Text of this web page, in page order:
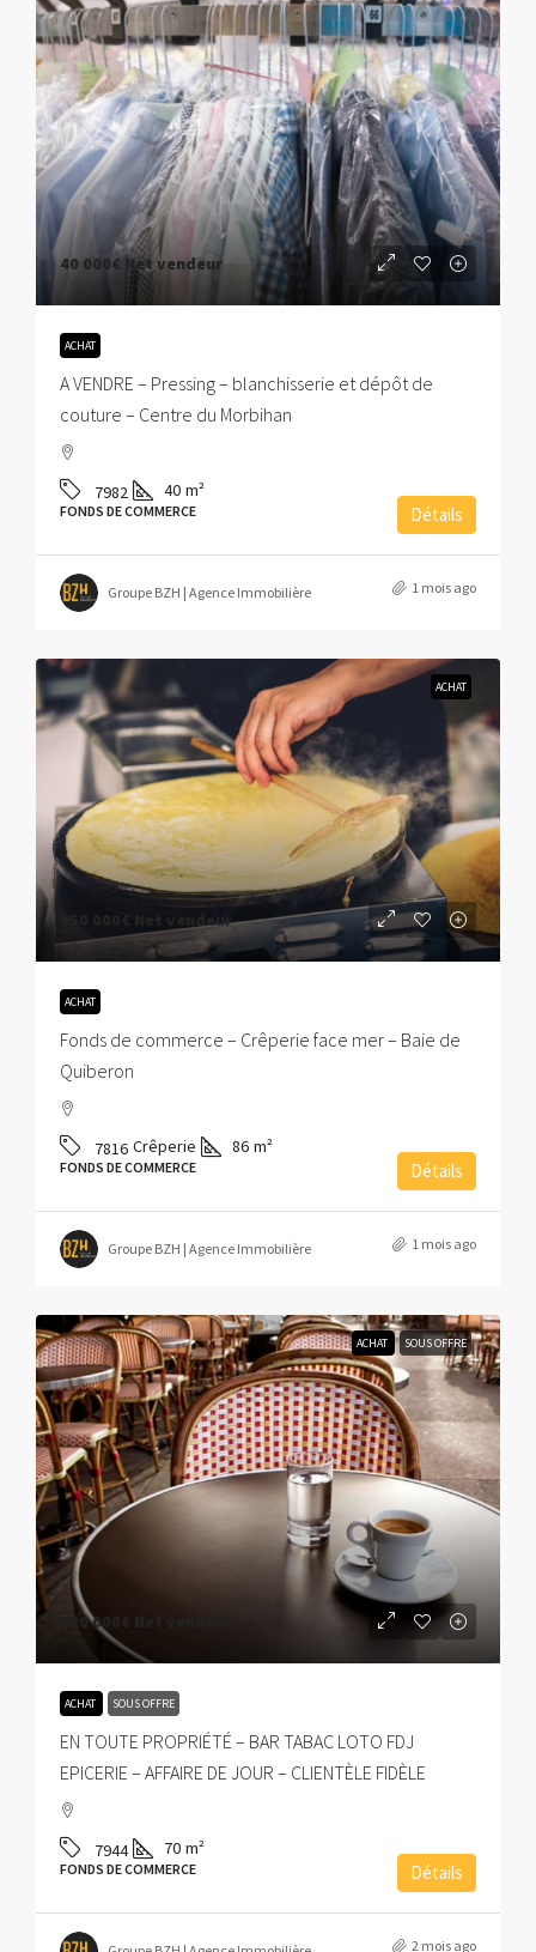
40 000€Net vendeur
ACHAT
A VENDRE – Pressing – blanchisserie et dépôt de
couture – Centre du Morbihan
7982 40 m²
FONDS DE COMMERCE Détails
Groupe BZH | Agence Immobilière 1 mois ago
ACHAT
Net vendeur
ACHAT
Fonds de commerce – Crêperie face mer – Baie de
Quiberon
7816 Crêperie 86 m²
FONDS DE COMMERCE Détails
Groupe BZH | Agence Immobilière 1 mois ago
ACHAT SOUS OFFRE
180 000€
ACHAT SOUS OFFRE
EN TOUTE PROPRIÉTÉ – BAR TABAC LOTO FDJ
EPICERIE – AFFAIRE DE JOUR – CLIENTÈLE FIDÈLE
7944 70 m²
FONDS DE COMMERCE Détails
2 mois ago